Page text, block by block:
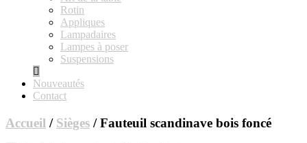
Rotin
Appliques
Lampadaires
Lampes à poser
Suspensions
Nouveautés
Contact
Accueil / Sièges / Fauteuil scandinave bois foncé